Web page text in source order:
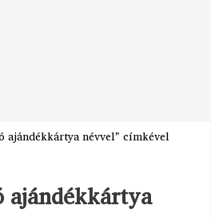
ajándékkártya névvel” címkével